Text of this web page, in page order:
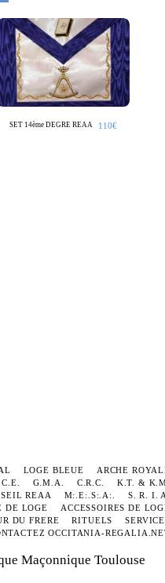
SET 14ème DEGRE REAA 110€
Maçonnique Toulouse
LOGE BLEUE
ARCHE
G.M.A. C.R.C.
K.T. &
REAA M:.E:.S:.A:.
S. R. I.
DE LOGE
ACCESSOIRES DE
DU FRERE
RITUELS
OCCITANIA-